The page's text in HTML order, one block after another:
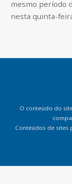
mesmo período
nesta quinta-
O conteúdo do
Conteúdos de sites